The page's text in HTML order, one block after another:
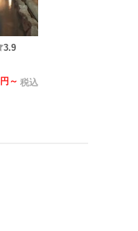
3.9
円～ 税込